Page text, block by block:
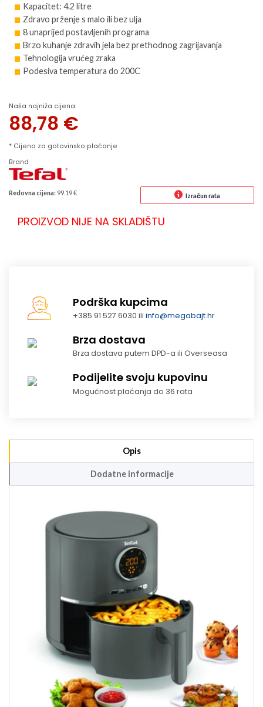
Kapacitet: 4.2 litre
Zdravo prženje s malo ili bez ulja
8 unaprijed postavljenih programa
Brzo kuhanje zdravih jela bez prethodnog zagrijavanja
Tehnologija vrućeg zraka
Podesiva temperatura do 200C
Naša najniža cijena:
88,78 €
* Cijena za gotovinsko plaćanje
Brand
Redovna cijena: 99.19 € Izračun rata
PROIZVOD NIJE NA SKLADIŠTU
Podrška kupcima
+385 91 527 6030 iliinfo@megabajt.hr
Brza dostava
Brza dostava putem DPD-a ili Overseasa
Podijelite svoju kupovinu
Mogućnost plaćanja do 36 rata
Opis
Dodatne informacije